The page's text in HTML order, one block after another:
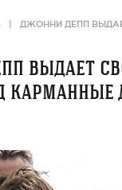
ДЖОННИ ДЕПП
выдает
карманные